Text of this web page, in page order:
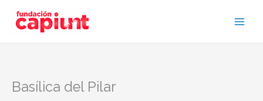
contenido
Basílica del Pilar